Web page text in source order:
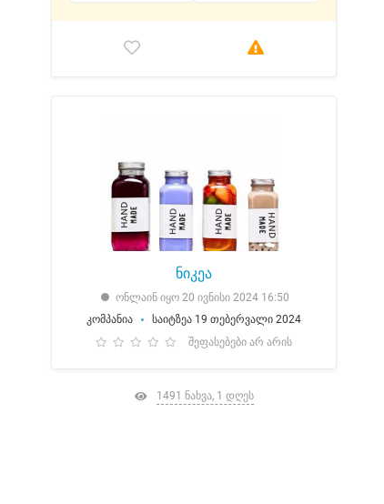
ნიკეა
ონლაინ იყო 20 ივნისი 2024 16:50
კომპანია
საიტზეა 19 თებერვალი 2024
შეფასებები არ არის
1491 ნახვა, 1 დღეს